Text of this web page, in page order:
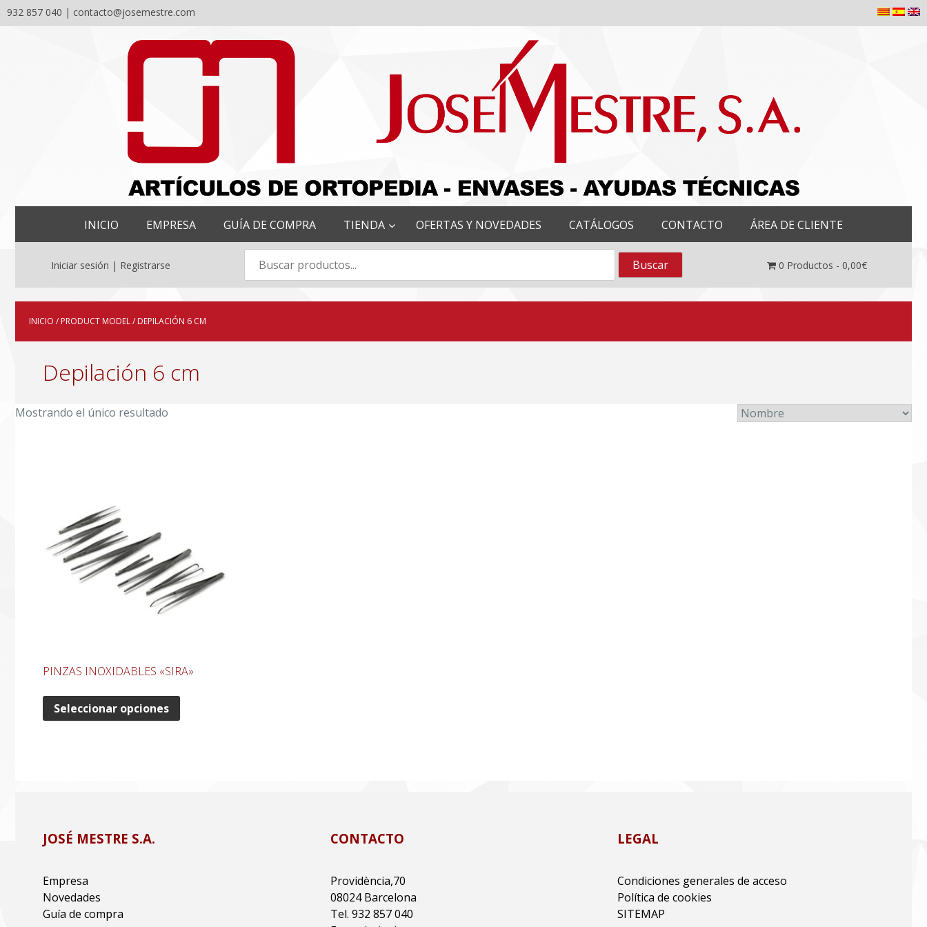
932 857 040 | contacto@josemestre.com
INICIO EMPRESA GUÍA DE COMPRA TIENDA OFERTAS Y NOVEDADES CATÁLOGOS CONTACTO ÁREA DE CLIENTE
Iniciar sesión | Registrarse 0 Productos - 0,00€
INICIO / PRODUCT MODEL / DEPILACIÓN 6 CM
Depilación 6 cm
Mostrando el único resultado
PINZAS INOXIDABLES «SIRA»
Seleccionar opciones
JOSÉ MESTRE S.A.
Empresa
Novedades
Guía de compra
CONTACTO
Providència,70
08024 Barcelona
Tel. 932 857 040
LEGAL
Condiciones generales de acceso
Política de cookies
SITEMAP